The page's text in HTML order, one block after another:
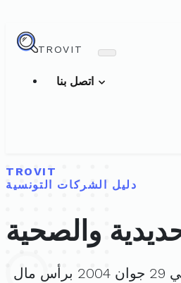
TROVIT
TROVIT
دليل الشركات التونسية
والصحية
. تم تأسيسها في 29 جوان 2004 برأس مال